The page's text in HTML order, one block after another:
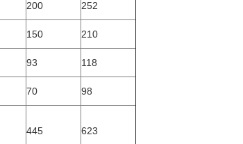
200
252
150 210
93
118
70 98
445 623